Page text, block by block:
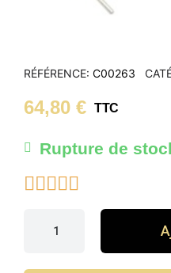
RÉFÉRENCE C00263
64,80 € TTC
Rupture de
